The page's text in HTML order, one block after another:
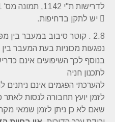
לדרישות ת"י 1142, תמונה מס' 161, נגרם סיכון בטיחותי.
 יש לתקן בדחיפות.
2.8 . קוטר סיבוב במעבר
נפגעות מכוניות בעת המעבר
לתכנון חניה
להערכתי הפגמים אינם ניתנים
לזמן יועץ תחבורה לנסות לאתר
שאם לא כן ניתן לזמן שמאי